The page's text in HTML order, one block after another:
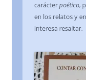
carácterpoético,
en los relatos y
interesa resaltar.